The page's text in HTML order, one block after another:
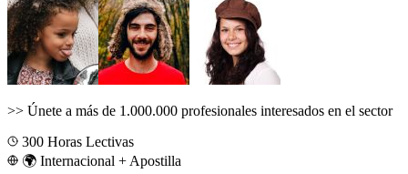
>> Únete a más de 1.000.000 profesionales interesados en el sector
300 Horas Lectivas
🌍 Internacional + Apostilla